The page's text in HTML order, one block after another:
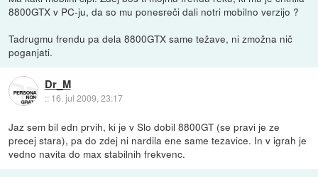
8800GTX v PC-ju, da so mu ponesreči dali notri mobilno verzijo ?
Tadrugmu frendu pa dela 8800GTX same težave, ni zmožna nič
poganjati.
Dr_M
:: 16. jul 2009, 23:17
Jaz sem bil edn prvih, ki je v Slo dobil 8800GT (se pravi je ze
precej stara), pa do zdej ni nardila ene same tezavice. In v igrah je
vedno navita do max stabilnih frekvenc.